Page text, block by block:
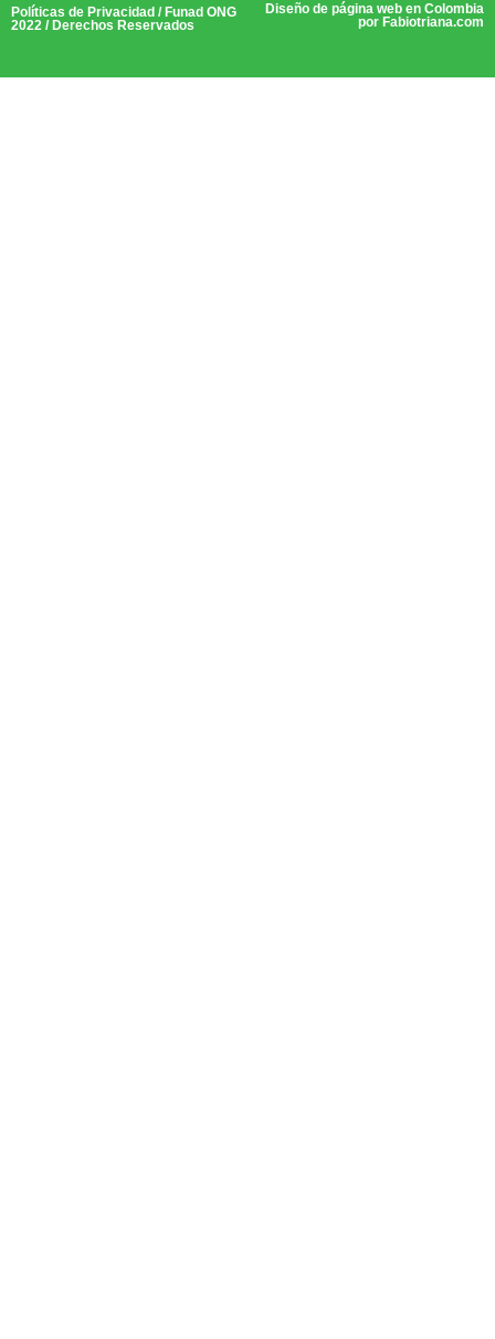
Políticas de Privacidad / Funad ONG
2022 / Derechos Reservados
Diseño de página web en Colombia
por Fabiotriana.com